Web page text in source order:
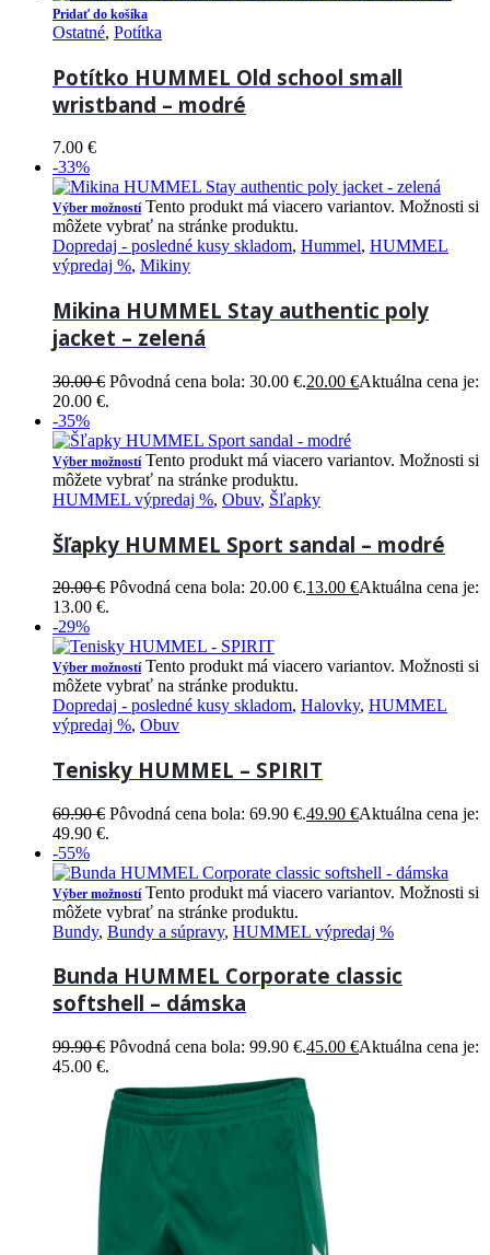
Pridať do košíka
Ostatné, Potítka
Potítko HUMMEL Old school small
wristband – modré
7.00 €
-33%
Výber možností Tento produkt má viacero variantov. Možnosti si
môžete vybrať na stránke produktu.
Dopredaj - posledné kusy skladom, Hummel, HUMMEL
výpredaj %, Mikiny
Mikina HUMMEL Stay authentic poly
jacket – zelená
30.00€ Pôvodná cena bola: 30.00 €.20.00 €Aktuálna cena je:
20.00 €.
-35%
Výber možností Tento produkt má viacero variantov. Možnosti si
môžete vybrať na stránke produktu.
HUMMEL výpredaj %, Obuv, Šľapky
Šľapky HUMMEL Sport sandal – modré
20.00€ Pôvodná cena bola: 20.00 €.13.00 €Aktuálna cena je:
13.00 €.
-29%
Výber možností Tento produkt má viacero variantov. Možnosti si
môžete vybrať na stránke produktu.
Dopredaj - posledné kusy skladom, Halovky, HUMMEL
výpredaj %, Obuv
Tenisky HUMMEL – SPIRIT
69.90€ Pôvodná cena bola: 69.90 €.49.90 €Aktuálna cena je:
49.90 €.
-55%
Výber možností Tento produkt má viacero variantov. Možnosti si
môžete vybrať na stránke produktu.
Bundy, Bundy a súpravy, HUMMEL výpredaj %
Bunda HUMMEL Corporate classic
softshell – dámska
99.90€ Pôvodná cena bola: 99.90 €.45.00 €Aktuálna cena je:
45.00 €.